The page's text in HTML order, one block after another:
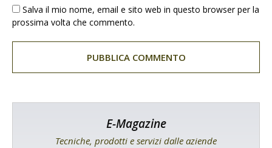
Salva il mio nome, email e sito web in questo browser per la
prossima volta che commento.
E-Magazine
Tecniche, prodotti e servizi dalle aziende